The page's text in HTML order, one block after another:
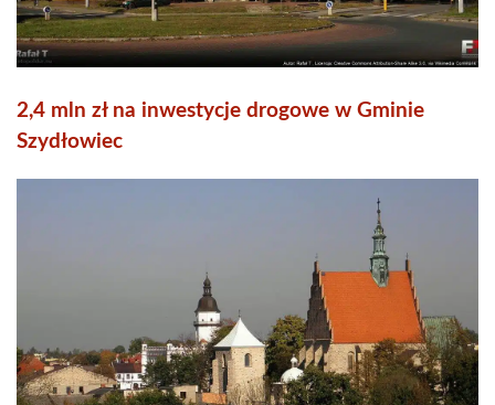
2,4 mln zł na inwestycje drogowe w Gminie
Szydłowiec